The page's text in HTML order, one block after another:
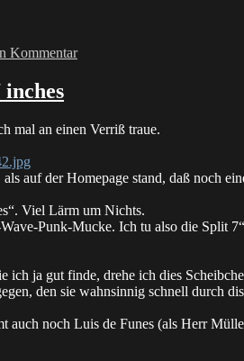
KommentarScheiße
mal an einen Verriß traue.
auf der Homepage stand, daß noch
Viel Lärm um Nichts.
Punk-Mucke. Ich tu also die Split
ich ja gut finde, drehe ich dies
den sie wahnsinnig schnell durch
noch Luis de Funes (als Herr